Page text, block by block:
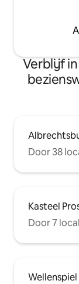
Verblijf
Door 38
Kasteel
Door 7